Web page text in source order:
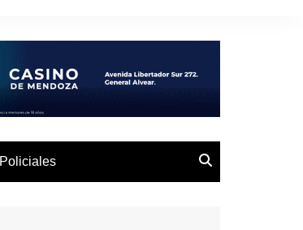
Policiales